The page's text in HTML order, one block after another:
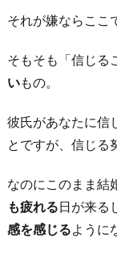
も
た
い
い
か
悩
む
それが嫌ならここ
そもそも「信じる
いもの。
彼氏があなたに信
とですが、信じる
なのにこのまま結
も疲れる日が来る
感を感じるように